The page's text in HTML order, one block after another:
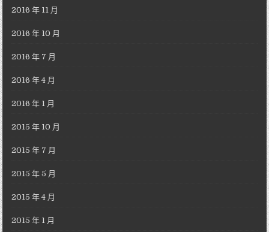
2016 年 11 月
2016 年 10 月
2016 年 7 月
2016 年 4 月
2016 年 1 月
2015 年 10 月
2015 年 7 月
2015 年 5 月
2015 年 4 月
2015 年 1 月